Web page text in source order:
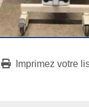
Imprimez votre